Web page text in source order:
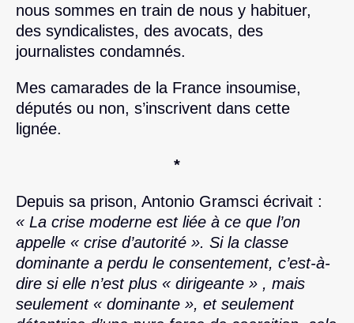
nous sommes en train de nous y habituer,
des syndicalistes, des avocats, des
journalistes condamnés.
Mes camarades de la France insoumise,
députés ou non, s’inscrivent dans cette
lignée.
*
Depuis sa prison, Antonio Gramsci écrivait :
« La crise moderne est liée à ce que l’on
appelle « crise d’autorité ». Si la classe
dominante a perdu le consentement, c’est-à-
dire si elle n’est plus « dirigeante » , mais
seulement « dominante », et seulement